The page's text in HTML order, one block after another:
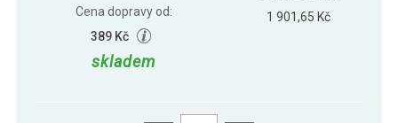
Cena dopravy od:
389 Kč
skladem
1 901,65 Kč